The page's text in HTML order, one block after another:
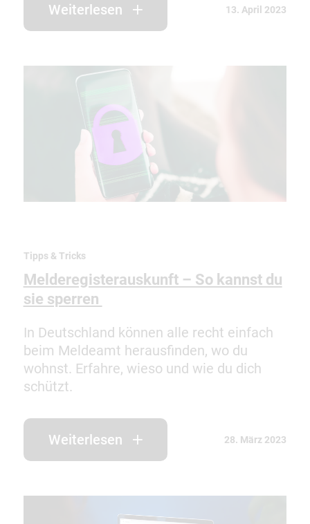
Weiterlesen 13. April 2023
Tipps & Tricks
Melderegisterauskunft – So kannst du
sie sperren
In Deutschland können alle recht einfach
beim Meldeamt herausfinden, wo du
wohnst. Erfahre, wieso und wie du dich
schützt.
Weiterlesen 28. März 2023